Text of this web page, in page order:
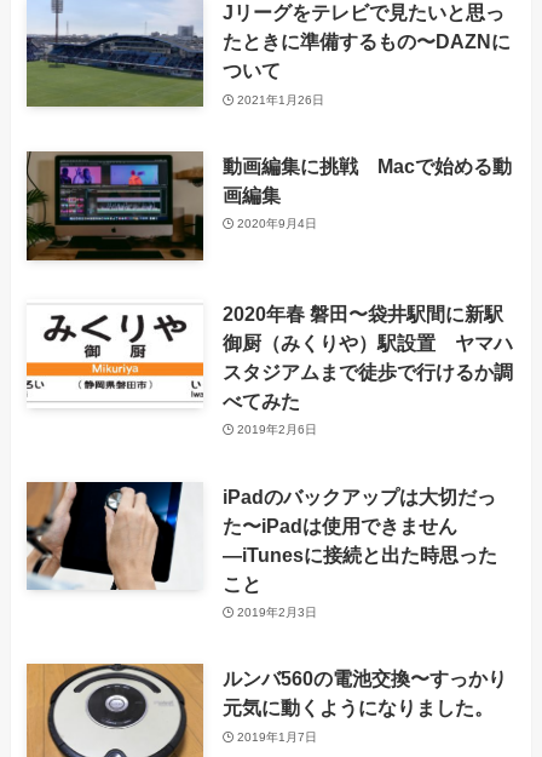
Jリーグをテレビで見たいと思っ
たときに準備するもの〜DAZNに
ついて
2021年1月26日
動画編集に挑戦 Macで始める動
画編集
2020年9月4日
2020年春 磐田〜袋井駅間に新駅
御厨（みくりや）駅設置 ヤマハ
スタジアムまで徒歩で行けるか調
べてみた
2019年2月6日
iPadのバックアップは大切だっ
た〜iPadは使用できません
―iTunesに接続と出た時思った
こと
2019年2月3日
ルンバ560の電池交換〜すっかり
元気に動くようになりました。
2019年1月7日